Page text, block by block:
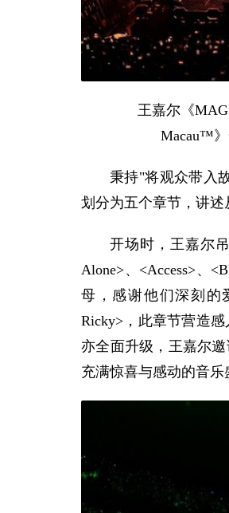
王嘉尔《
Macau™》
秉持"将观众带入
划分为五个章节，讲述
开场时，王嘉尔
Alone>、<Access>、
母，感谢他们深刻的
Ricky>，此章节营造
亦全面升级，王嘉尔
充满惊喜与感动的音乐